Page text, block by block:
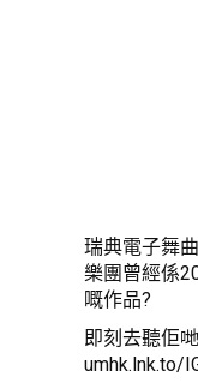
瑞典電子舞
樂團曾經係
嘅作品?
即刻去聽佢
umhk.lnk.to/